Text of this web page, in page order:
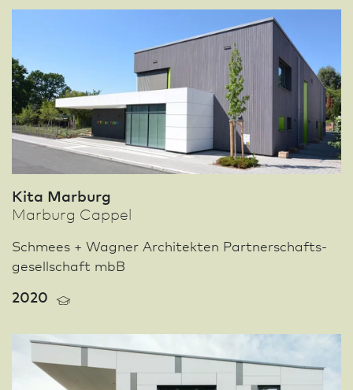
Kita Marburg
Marburg Cappel
Schmees + Wagner Architekten Partner­schafts­
gesellschaft mbB
2020